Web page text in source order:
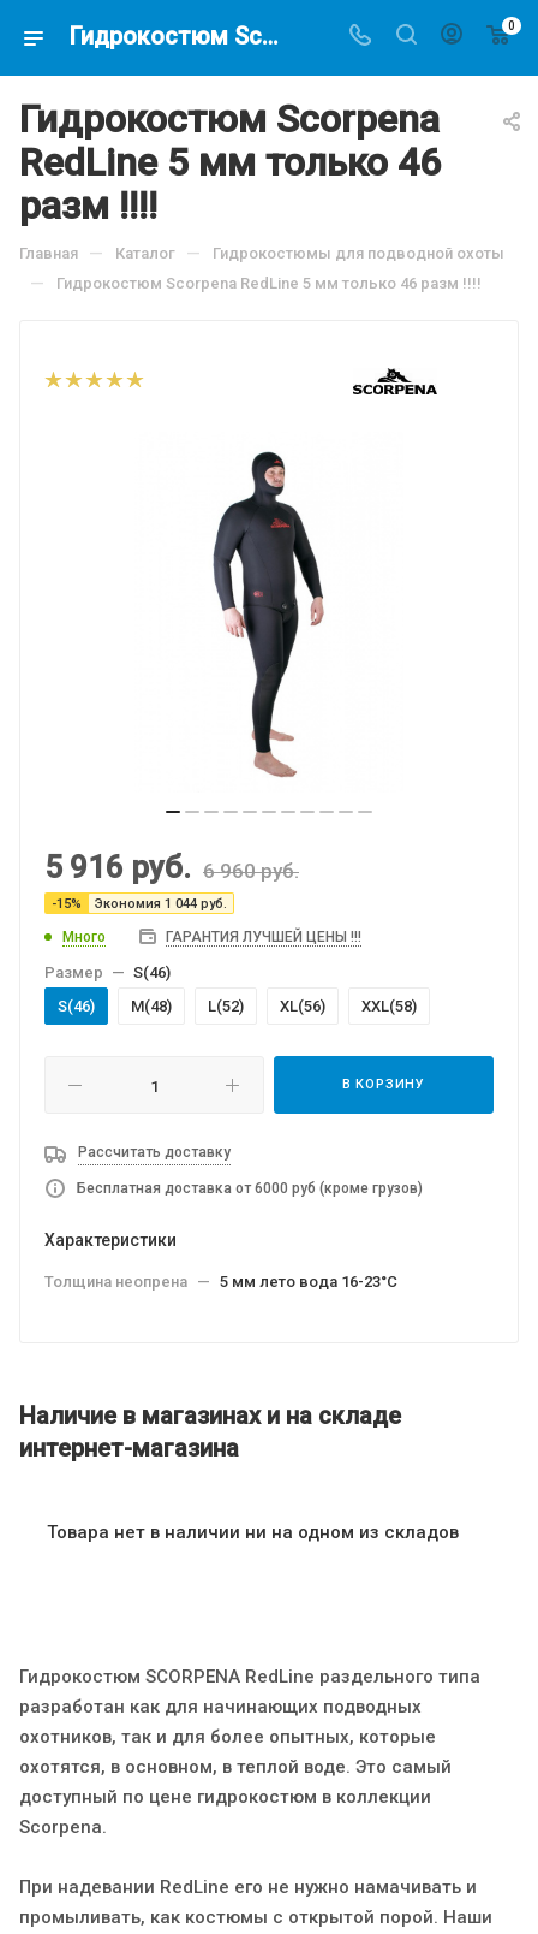
Гидрокостюм Scorpena RedLine 5 мм только 46 разм !!!!, по цене 5916 руб, купить в интернет-магазине подводной охоты Водолаз.РФ в Москве. - 0
Гидрокостюм Scorpena
RedLine 5 мм только 46
разм !!!!
Главная — Каталог — Гидрокостюмы для подводной охоты
— Гидрокостюм Scorpena RedLine 5 мм только 46 разм !!!!
5 916 руб. 6 960руб.
-15% Экономия 1 044 руб.
Много ГАРАНТИЯ ЛУЧШЕЙ ЦЕНЫ !!!
Размер — S(46)
S(46)
M(48) L(52) XL(56) XXL(58)
В КОРЗИНУ
Рассчитать доставку
Бесплатная доставка от 6000 руб (кроме грузов)
Характеристики
Толщина неопрена — 5 мм лето вода 16-23°C
Наличие в магазинах и на складе
интернет-магазина
Товара нет в наличии ни на одном из складов
Гидрокостюм SCORPENA RedLine раздельного типа
разработан как для начинающих подводных
охотников, так и для более опытных, которые
охотятся, в основном, в теплой воде. Это самый
доступный по цене гидрокостюм в коллекции
Scorpena.
При надевании RedLine его не нужно намачивать и
промыливать, как костюмы с открытой порой. Наши